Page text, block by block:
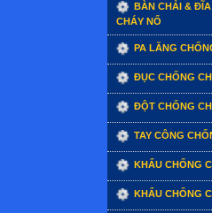
BÀN CHẢI &
CHÁY NỔ
PA LĂNG
ĐỤC CHỐNG
ĐỘT CHỐNG
TAY CÔNG
KHẨU CHỐNG
KHẨU CHỐNG